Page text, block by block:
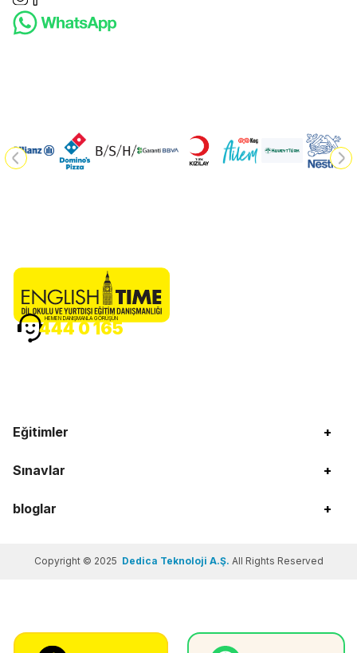
Eğitimler +
Sınavlar +
bloglar +
HEMEN DANIŞMANLA GÖRÜŞÜN
444 0 165
Copyright © 2025 Dedica Teknoloji A.Ş. All Rights Reserved